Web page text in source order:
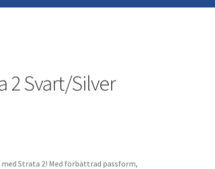
2 Svart/Silver
Strata 2! Med förbättrad passform,